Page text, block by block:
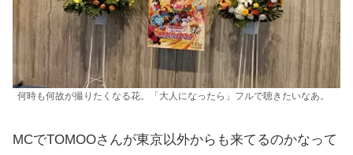
何時も何故が撮りたくなる花。「大人になったら」フルで聴きたいなあ。
MCでTOMOOさんが東京以外からも来てるのかなって